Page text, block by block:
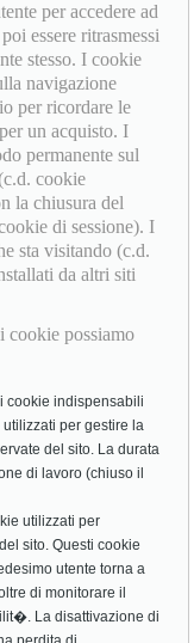
per accedere ad
essere ritrasmessi
stesso. I cookie
navigazione
per ricordare le
un acquisto. I
permanente sul
cookie
la chiusura del
di sessione). I
sta visitando (c.d.
da altri siti
cookie possiamo
cookie indispensabili
per gestire la
del sito. La durata
di lavoro (chiuso il
utilizzati per
sito. Questi cookie
utente torna a
di monitorare il
La disattivazione di